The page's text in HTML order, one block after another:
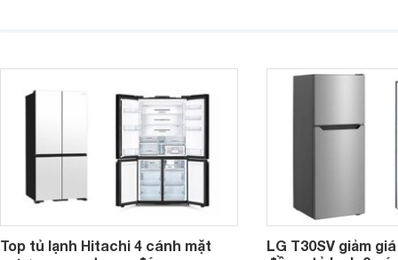
phân khúc khiến không ít người dùng
phải cân nhắc. Trên thị trường hiện
Top tủ lạnh Hitachi 4 cánh mặt
LG T30SV giảm